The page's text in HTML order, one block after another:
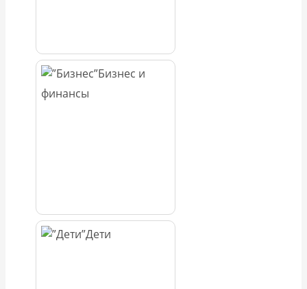
Бизнес и
финансы
Дети